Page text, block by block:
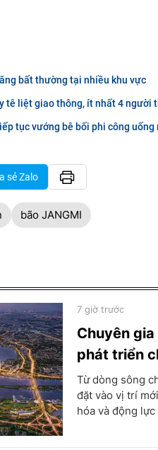
bất thường tại nhiều khu vực
tê liệt giao thông, ít nhất 4 người
tục vướng bê bối phi công uống
sẻ Zalo
bão JANGMI
Chuyên
phát triển
7 giờ trước
Từ dòng sông
đặt vào vị trí
hóa và động